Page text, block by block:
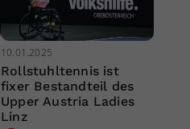
10.01.2025
Rollstuhltennis ist
fixer Bestandteil des
Upper Austria Ladies
Linz